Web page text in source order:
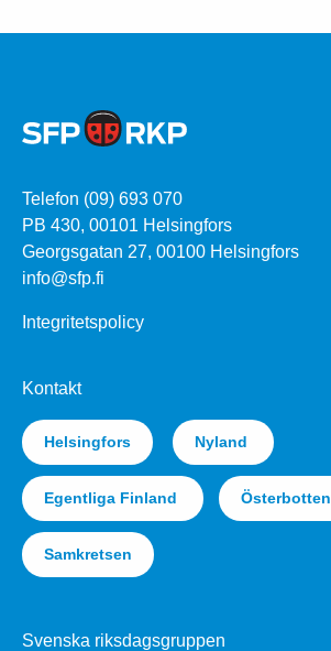
Telefon (09) 693 070
PB 430, 00101 Helsingfors
Georgsgatan 27, 00100 Helsingfors
info@sfp.fi
Integritetspolicy
Kontakt
Helsingfors Nyland
Egentliga Finland Österbotten
Samkretsen
Svenska riksdagsgruppen